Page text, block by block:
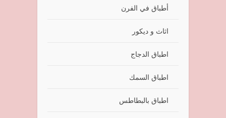
أطباق في الفرن
اثاث و ديكور
اطباق الدجاج
اطباق السمك
اطباق بالبطاطس